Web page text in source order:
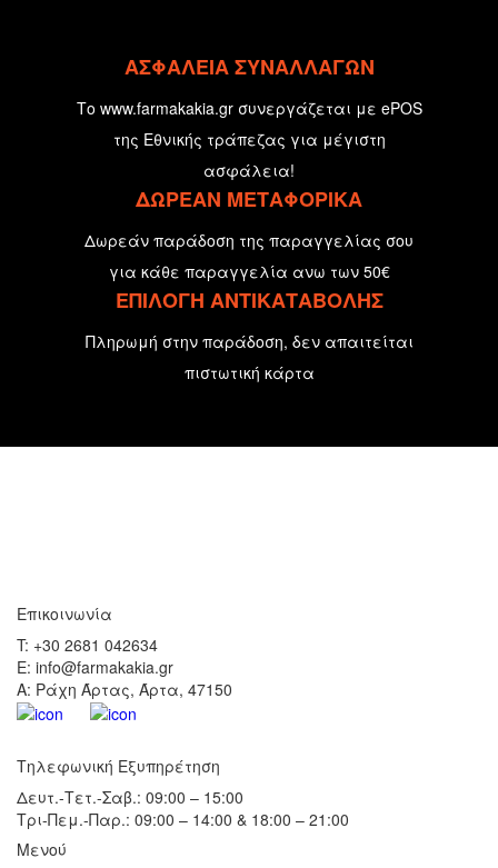
ΑΣΦΑΛΕΙΑ ΣΥΝΑΛΛΑΓΩΝ
Το www.farmakakia.gr συνεργάζεται με ePOS
της Εθνικής τράπεζας για μέγιστη
ασφάλεια!
ΔΩΡΕΑΝ ΜΕΤΑΦΟΡΙΚΑ
Δωρεάν παράδοση της παραγγελίας σου
για κάθε παραγγελία ανω των 50€
ΕΠΙΛΟΓΗ ΑΝΤΙΚΑΤΑΒΟΛΗΣ
Πληρωμή στην παράδοση, δεν απαιτείται
πιστωτική κάρτα
Επικοινωνία
T: +30 2681 042634
E: info@farmakakia.gr
Α: Ράχη Άρτας, Άρτα, 47150
Τηλεφωνική Εξυπηρέτηση
Δευτ.-Τετ.-Σαβ.: 09:00 – 15:00
Τρι-Πεμ.-Παρ.: 09:00 – 14:00 & 18:00 – 21:00
Μενού